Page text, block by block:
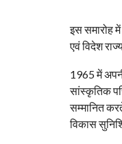
इस समारोह
एवं विदेश
1965 में
सांस्कृतिक
सम्मानित
विकास